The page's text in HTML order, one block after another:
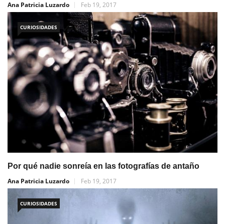
Ana Patricia Luzardo
Feb 19, 2017
CURIOSIDADES
Por qué nadie sonreía en las fotografías de antaño
Ana Patricia Luzardo
Feb 19, 2017
CURIOSIDADES